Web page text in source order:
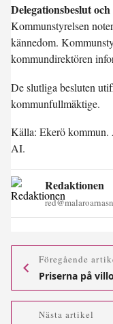
Delegationsbeslut
Kommunstyrelsen
kännedom.
kommundirektören
De slutliga besluten
kommunfullmäktige.
Källa: Ekerö kommun.
AI.
Redaktionen
Föregående
Priserna på
Nästa artikel